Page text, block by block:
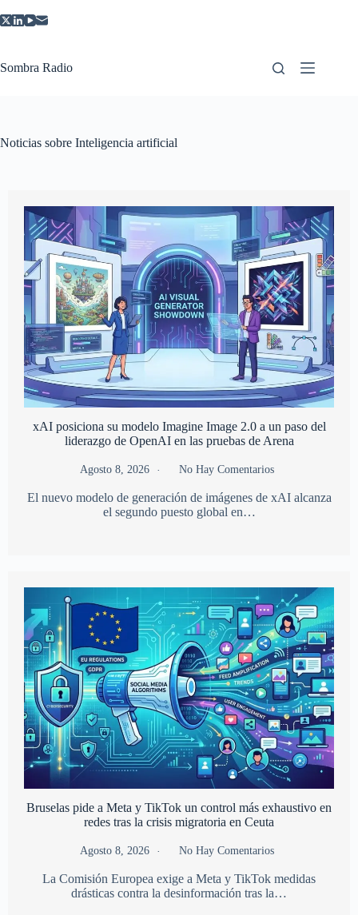
al
Sombra Radio
Noticias sobre Inteligencia artificial
xAI posiciona su modelo Imagine Image 2.0 a un paso del
liderazgo de OpenAI en las pruebas de Arena
Agosto 8, 2026 No Hay Comentarios
El nuevo modelo de generación de imágenes de xAI alcanza
el segundo puesto global en…
Bruselas pide a Meta y TikTok un control más exhaustivo en
redes tras la crisis migratoria en Ceuta
Agosto 8, 2026 No Hay Comentarios
La Comisión Europea exige a Meta y TikTok medidas
drásticas contra la desinformación tras la…